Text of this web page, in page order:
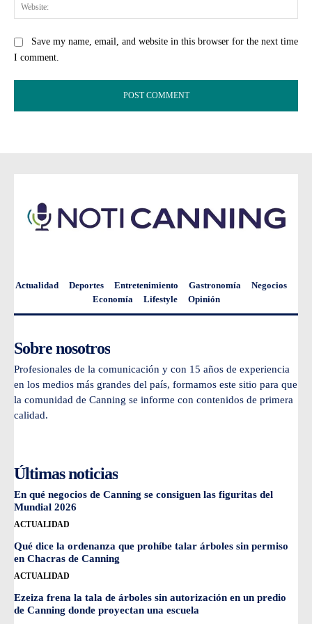
Save my name, email, and website in this browser for the next time
I comment.
Actualidad Deportes Entretenimiento Gastronomía
Negocios
Economía
Lifestyle Opinión
Sobre nosotros
Profesionales de la comunicación y con 15 años de experiencia
en los medios más grandes del país, formamos este sitio para que
la comunidad de Canning se informe con contenidos de primera
calidad.
Últimas noticias
En qué negocios de Canning se consiguen las figuritas del
Mundial 2026
ACTUALIDAD
Qué dice la ordenanza que prohíbe talar árboles sin permiso
en Chacras de Canning
ACTUALIDAD
Ezeiza frena la tala de árboles sin autorización en un predio
de Canning donde proyectan una escuela